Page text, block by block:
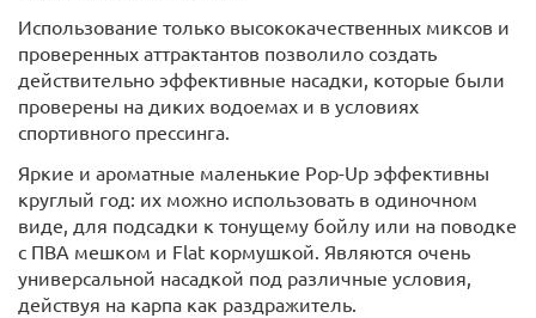
Использование только высококачественных миксов и
проверенных аттрактантов позволило создать
действительно эффективные насадки, которые были
проверены на диких водоемах и в условиях
спортивного прессинга.
Яркие и ароматные маленькие Pop-Up эффективны
круглый год: их можно использовать в одиночном
виде, для подсадки к тонущему бойлу или на поводке
с ПВА мешком и Flat кормушкой. Являются очень
универсальной насадкой под различные условия,
действуя на карпа как раздражитель.